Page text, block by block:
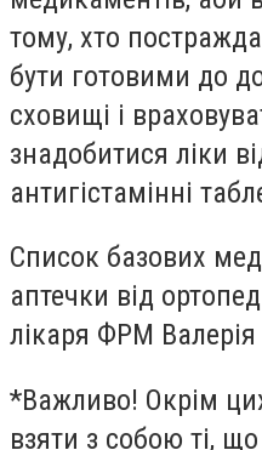
тому, хто
бути готовими до
сховищі і
знадобитися ліки
антигістамінні
Список базових
аптечки від
лікаря ФРМ
*Важливо! Окрім
взяти з собою ті,